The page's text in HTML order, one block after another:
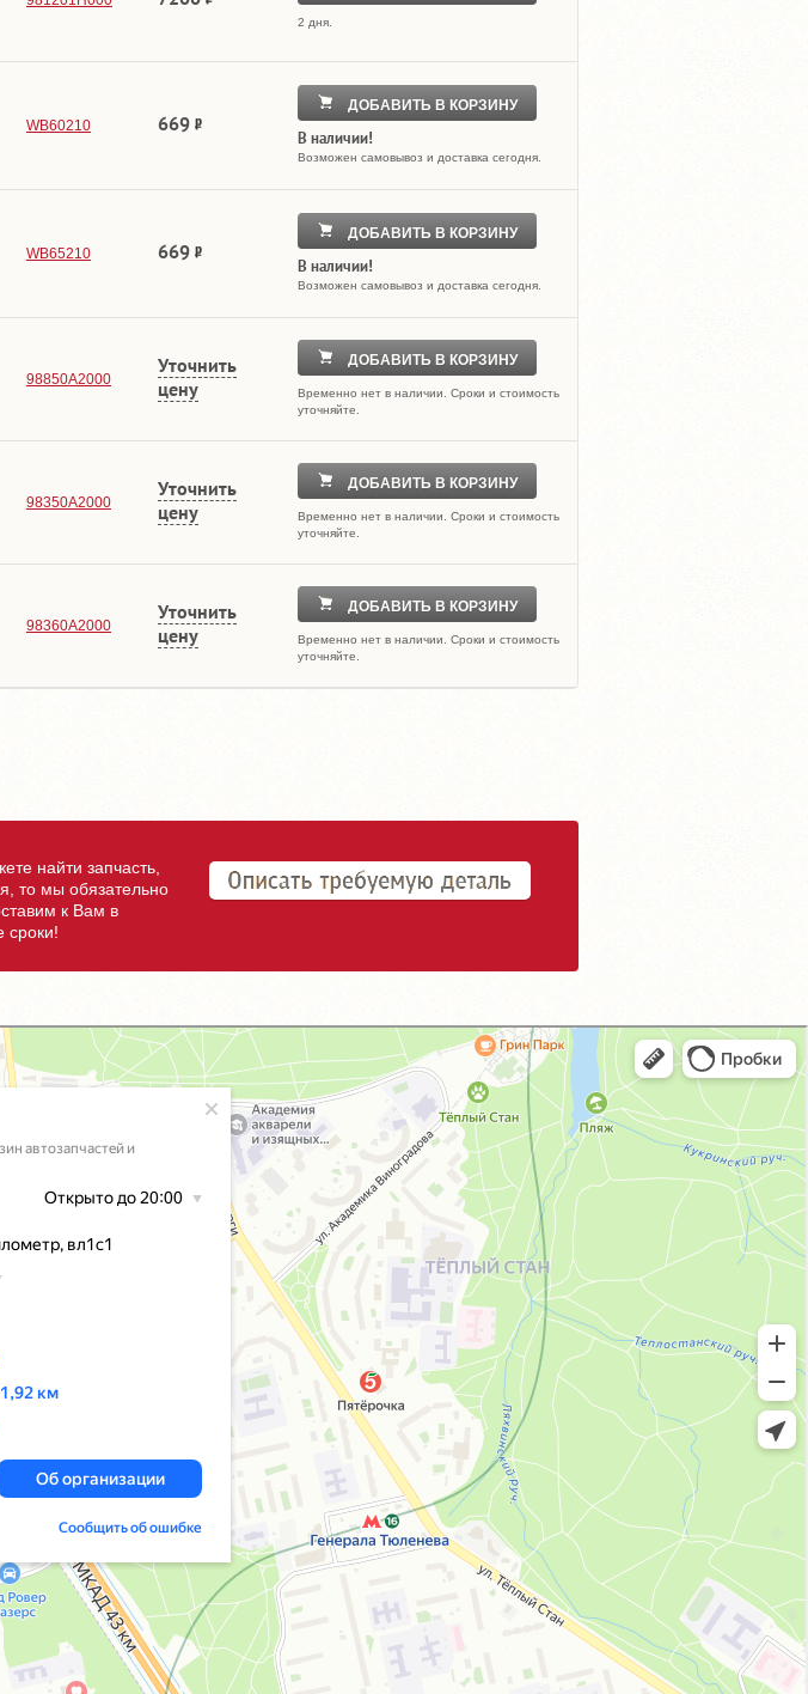
2 дня.
WB60210 669
ДОБАВИТЬ В КОРЗИНУ
В наличии!
Возможен самовывоз и доставка сегодня.
WB65210 669
ДОБАВИТЬ В КОРЗИНУ
В наличии!
Возможен самовывоз и доставка сегодня.
98850A2000
Уточнить
цену
ДОБАВИТЬ В КОРЗИНУ
Временно нет в наличии. Сроки и стоимость
уточняйте.
98350A2000
Уточнить
цену
ДОБАВИТЬ В КОРЗИНУ
Временно нет в наличии. Сроки и стоимость
уточняйте.
98360A2000
Уточнить
цену
ДОБАВИТЬ В КОРЗИНУ
Временно нет в наличии. Сроки и стоимость
уточняйте.
найти запчасть,
то мы обязательно
к Вам в
сроки!